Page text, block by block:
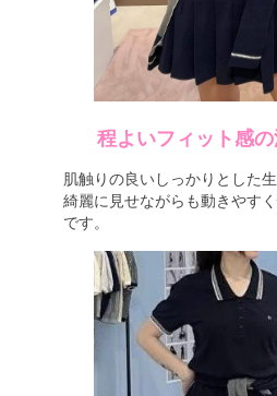
程よいフィット感
肌触りの良いしっかりとした
綺麗に見せながらも動きやす
です。